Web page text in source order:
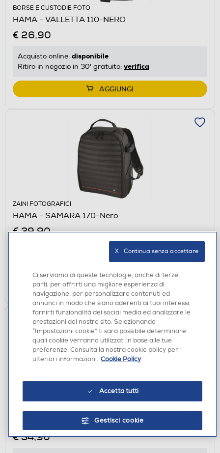
BORSE E CUSTODIE FOTO
HAMA - VALLETTA 110-NERO
€ 26,90
Acquisto online: disponibile
Ritiro in negozio in 30' gratuito: verifica
AGGIUNGI
ZAINI FOTOGRAFICI
HAMA - SAMARA 170-Nero
€ 39,90
Ritiro in negozio in 30' gratuito:verifica
AGGIUNGI
ACCESSORI FOTOGRAFIA
NATIONAL GEOGRAPHIC - TREPPIEDE PICCOLO-
Nero,Giallo / Alluminio
€ 34,90
Ci serviamo di queste tecnologie, anche di terze
parti, per offrirti una migliore esperienza di
navigazione, per personalizzare contenuti ed
annunci in modo che siano aderenti ai tuoi interessi,
fornirti funzionalità dei social media ed analizzare le
prestazioni del nostro sito. Selezionando
“Impostazioni cookie” ti sarà possibile determinare
quali cookie verranno utilizzati in base alle tue
preferenze. Consulta la nostra cookie policy per
ulteriori informazioni. Cookie Policy
Accetta tutti
Gestisci cookie
X   Continua senza accettare